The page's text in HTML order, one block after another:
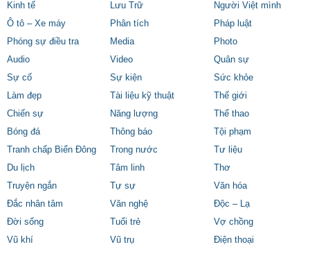
Kinh tế
Lưu Trữ
Người Việt mình
Ô tô – Xe máy
Phân tích
Pháp luật
Phóng sự điều tra
Media
Photo
Audio
Video
Quân sự
Sự cố
Sự kiện
Sức khỏe
Làm đẹp
Tài liệu kỹ thuật
Thế giới
Chiến sự
Năng lượng
Thể thao
Bóng đá
Thông báo
Tội phạm
Tranh chấp Biển Đông
Trong nước
Tư liệu
Du lịch
Tâm linh
Thơ
Truyện ngắn
Tự sự
Văn hóa
Đắc nhân tâm
Văn nghệ
Độc – Lạ
Đời sống
Tuổi trẻ
Vợ chồng
Vũ khí
Vũ trụ Điện thoại